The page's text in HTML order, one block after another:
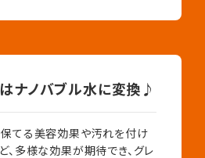
ナノバブル水に変換♪
てる美容効果や汚れを付け
、多様な効果が期待でき、グレ